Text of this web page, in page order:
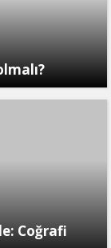
Coğrafi